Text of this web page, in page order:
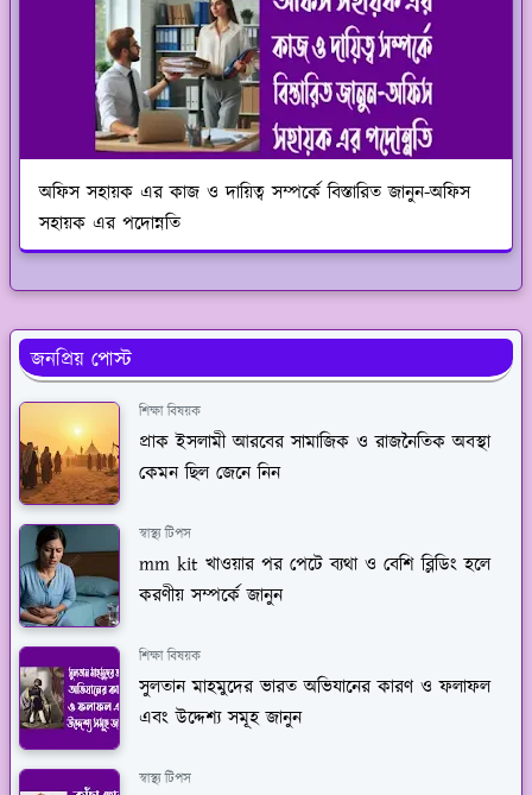
অফিস সহায়ক এর কাজ ও দায়িত্ব সম্পর্কে বিস্তারিত জানুন-অফিস
সহায়ক এর পদোন্নতি
জনপ্রিয় পোস্ট
শিক্ষা বিষয়ক
প্রাক ইসলামী আরবের সামাজিক ও রাজনৈতিক অবস্থা
কেমন ছিল জেনে নিন
স্বাস্থ্য টিপস
mm kit খাওয়ার পর পেটে ব্যথা ও বেশি ব্লিডিং হলে
করণীয় সম্পর্কে জানুন
শিক্ষা বিষয়ক
সুলতান মাহমুদের ভারত অভিযানের কারণ ও ফলাফল
এবং উদ্দেশ্য সমূহ জানুন
স্বাস্থ্য টিপস